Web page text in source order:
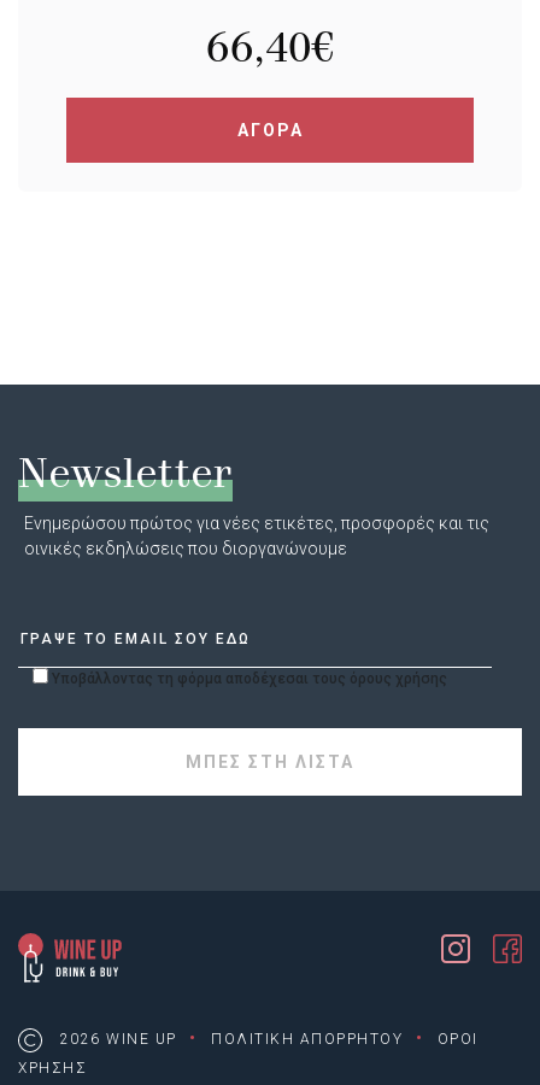
66,40€
ΑΓΟΡΑ
Newsletter
Ενημερώσου πρώτος για νέες ετικέτες, προσφορές και τις
οινικές εκδηλώσεις που διοργανώνουμε
Υποβάλλοντας τη φόρμα αποδέχεσαι τους όρους χρήσης
2026 WINE UP · ΠΟΛΙΤΙΚΗ ΑΠΟΡΡΗΤΟΥ ·
ΟΡΟΙ
ΧΡΗΣΗΣ